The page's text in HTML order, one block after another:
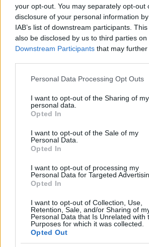
your opt-out. You may separately opt-out
disclosure of your personal information
IAB’s list of downstream participants.
also be disclosed by us to third parties on
Downstream Participants that may
Please note that this website/app uses
not limited to your visit or usage
grant or deny consent to Google and its
use your data for below specified
consent section.
Personal Data Processing Opt Outs
I want to opt-out of the Sharing of my
personal data.
Opted In
I want to opt-out of the Sale of my
Personal Data.
Opted In
I want to opt-out of processing my
Personal Data for Targeted
Opted In
I want to opt-out of Collection, Use,
Retention, Sale, and/or Sharing of
Personal Data that Is Unrelated with
Purposes for which it was collected.
Opted Out
Apák és fiúk V
Junibor kóstoló Etyeken
Weér Yvo• 2008. szeptember 11.
segítségünkre siet... Augusztus
borok kiválóak és kiválóbbak
kulturáltan érdeklődő (művelten
Lenyeljük-e a gyengébb
A Rosso di Montalcinók megint
Greg Tatar•2007. április 12.
New Yorkban minden évben
SuperTuscan and the Other Great
nevű borbanzájt, amely egy
első tagja. Erről a kereskedőknek